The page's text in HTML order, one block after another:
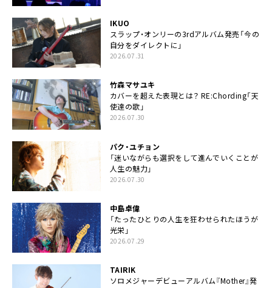
IKUO
スラップ・オンリーの3rdアルバム発売「今の
自分をダイレクトに」
2026.07.31
竹森マサユキ
カバーを超えた表現とは？ RE:Chording「天
使達の歌」
2026.07.30
パク・ユチョン
「迷いながらも選択をして進んでいくことが
人生の魅力」
2026.07.30
中島卓偉
「たったひとりの人生を狂わせられたほうが
光栄」
2026.07.29
TAIRIK
ソロメジャーデビューアルバム『Mother』発